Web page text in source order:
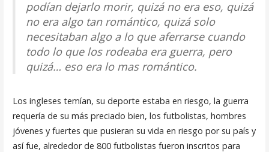
podían dejarlo morir, quizá no era eso, quizá
no era algo tan romántico, quizá solo
necesitaban algo a lo que aferrarse cuando
todo lo que los rodeaba era guerra, pero
quizá… eso era lo mas romántico.
Los ingleses temían, su deporte estaba en riesgo, la guerra
requería de su más preciado bien, los futbolistas, hombres
jóvenes y fuertes que pusieran su vida en riesgo por su país y
así fue, alrededor de 800 futbolistas fueron inscritos para